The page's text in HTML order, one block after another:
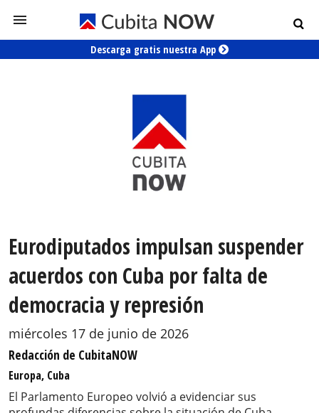
Descarga gratis nuestra App
Eurodiputados impulsan suspender
acuerdos con Cuba por falta de
democracia y represión
miércoles 17 de junio de 2026
Redacción de CubitaNOW
Europa, Cuba
El Parlamento Europeo volvió a evidenciar sus